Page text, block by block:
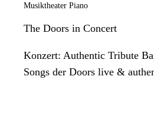
Musiktheater Piano
The Doors in Concert
Konzert: Authentic Tribute
Songs der Doors live &